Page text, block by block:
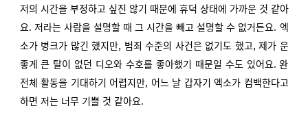
저의 시간을 부정하고 싶진 않기 때문에 휴덕 상태에 가까운 것 같아
요. 저라는 사람을 설명할 때 그 시간을 빼고 설명할 수 없거든요. 엑
소가 병크가 많긴 했지만, 범죄 수준의 사건은 없기도 했고, 제가 운
좋게 큰 탈이 없던 디오와 수호를 좋아했기 때문일 수도 있어요. 완
전체 활동을 기대하기 어렵지만, 어느 날 갑자기 엑소가 컴백한다고
하면 저는 너무 기쁠 것 같아요.